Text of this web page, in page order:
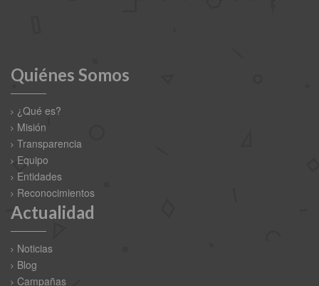
Quiénes Somos
¿Qué es?
Misión
Transparencia
Equipo
Entidades
Reconocimientos
Actualidad
Noticias
Blog
Campañas